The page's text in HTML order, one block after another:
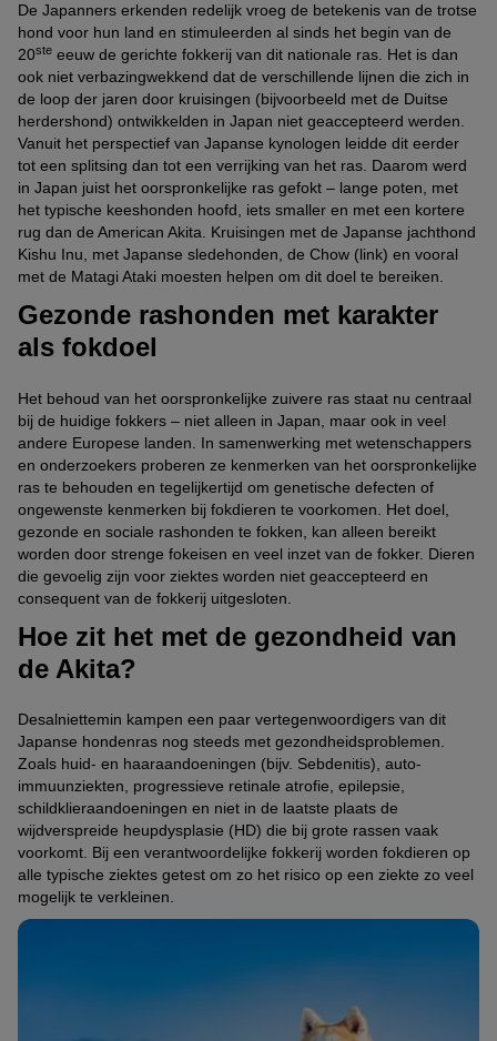
De Japanners erkenden redelijk vroeg de betekenis van de trotse
hond voor hun land en stimuleerden al sinds het begin van de
20ste eeuw de gerichte fokkerij van dit nationale ras. Het is dan
ook niet verbazingwekkend dat de verschillende lijnen die zich in
de loop der jaren door kruisingen (bijvoorbeeld met de Duitse
herdershond) ontwikkelden in Japan niet geaccepteerd werden.
Vanuit het perspectief van Japanse kynologen leidde dit eerder
tot een splitsing dan tot een verrijking van het ras. Daarom werd
in Japan juist het oorspronkelijke ras gefokt – lange poten, met
het typische keeshonden hoofd, iets smaller en met een kortere
rug dan de American Akita. Kruisingen met de Japanse jachthond
Kishu Inu, met Japanse sledehonden, de Chow (link) en vooral
met de Matagi Ataki moesten helpen om dit doel te bereiken.
Gezonde rashonden met karakter
als fokdoel
Het behoud van het oorspronkelijke zuivere ras staat nu centraal
bij de huidige fokkers – niet alleen in Japan, maar ook in veel
andere Europese landen. In samenwerking met wetenschappers
en onderzoekers proberen ze kenmerken van het oorspronkelijke
ras te behouden en tegelijkertijd om genetische defecten of
ongewenste kenmerken bij fokdieren te voorkomen. Het doel,
gezonde en sociale rashonden te fokken, kan alleen bereikt
worden door strenge fokeisen en veel inzet van de fokker. Dieren
die gevoelig zijn voor ziektes worden niet geaccepteerd en
consequent van de fokkerij uitgesloten.
Hoe zit het met de gezondheid van
de Akita?
Desalniettemin kampen een paar vertegenwoordigers van dit
Japanse hondenras nog steeds met gezondheidsproblemen.
Zoals huid- en haaraandoeningen (bijv. Sebdenitis), auto-
immuunziekten, progressieve retinale atrofie, epilepsie,
schildklieraandoeningen en niet in de laatste plaats de
wijdverspreide heupdysplasie (HD) die bij grote rassen vaak
voorkomt. Bij een verantwoordelijke fokkerij worden fokdieren op
alle typische ziektes getest om zo het risico op een ziekte zo veel
mogelijk te verkleinen.